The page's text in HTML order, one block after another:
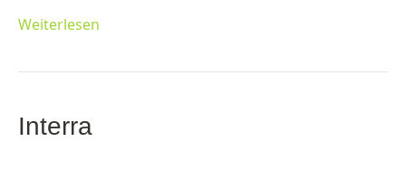
Weiterlesen
Interra